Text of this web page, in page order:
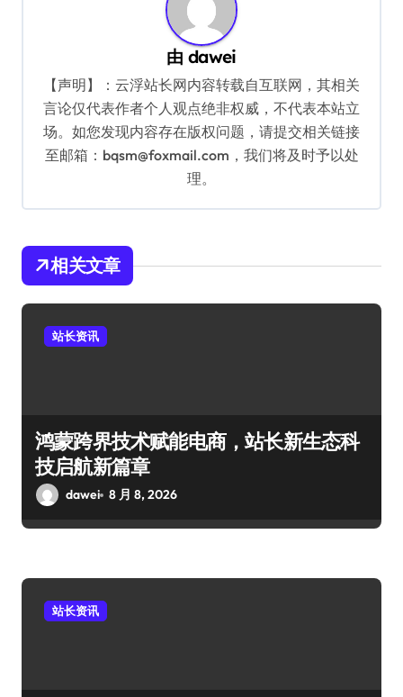
由dawei
【声明】：云浮站长网内容转载自互联网，其相关
言论仅代表作者个人观点绝非权威，不代表本站立
场。如您发现内容存在版权问题，请提交相关链接
至邮箱：bqsm@foxmail.com，我们将及时予以处
理。
相关文章
站长资讯
鸿蒙跨界技术赋能电商，站长新生态科
技启航新篇章
dawei 8 月 8, 2026
站长资讯